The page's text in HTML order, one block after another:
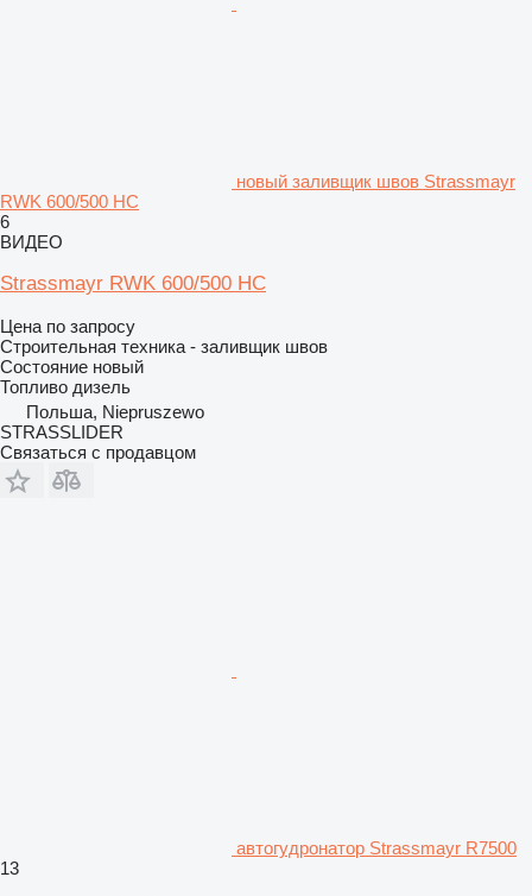
новый заливщик швов Strassmayr
RWK 600/500 HC
6
ВИДЕО
Strassmayr RWK 600/500 HC
Цена по запросу
Строительная техника - заливщик швов
Состояние новый
Топливо дизель
Польша, Niepruszewo
STRASSLIDER
Связаться с продавцом
автогудронатор Strassmayr R7500
13